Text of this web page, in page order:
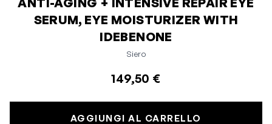
SERUM, EYE MOISTURIZER WITH
IDEBENONE
Siero
149,50 €
AGGIUNGI AL CARRELLO